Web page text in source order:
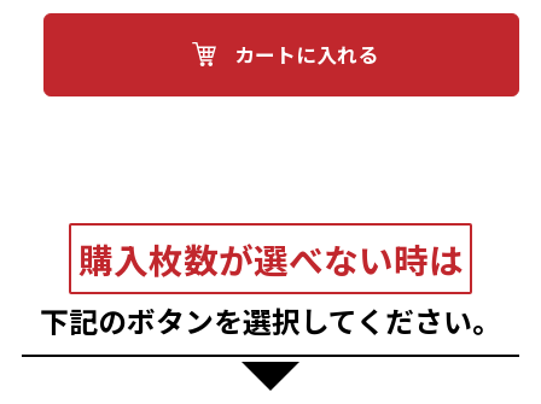
カートに入れる
購入枚数が選べない時は
下記のボタンを選択してください。